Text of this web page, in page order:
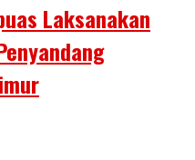
Laksanakan